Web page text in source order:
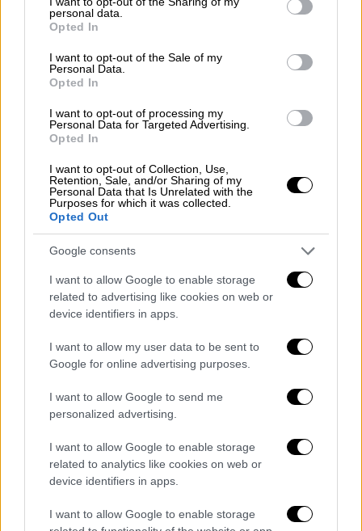
grant or deny consent to Google and its third-party tags to
use your data for below specified purposes in below Google
consent section.
personal data.
Opted In
I want to opt-out of the Sale of my
Personal Data.
Opted In
I want to opt-out of processing my
Personal Data for Targeted Advertising.
Opted In
I want to opt-out of Collection, Use,
Retention, Sale, and/or Sharing of my
Personal Data that Is Unrelated with the
Purposes for which it was collected.
Opted Out
Google consents
I want to allow Google to enable storage
related to advertising like cookies on web or
device identifiers in apps.
I want to allow my user data to be sent to
Google for online advertising purposes.
I want to allow Google to send me
personalized advertising.
I want to allow Google to enable storage
related to analytics like cookies on web or
device identifiers in apps.
I want to allow Google to enable storage
Πολιτική|22.01.2026 20:12
Συμβιβαστική πρόταση Μητσοτάκη:
«Ναι» στο Συμβούλιο Ειρήνης του Τραμπ
αλλά μόνο για τη Γάζα - «Όχι» σε νέο ΟΗΕ
«Να μην δημιουργήσουμε ένα νέο ΟΗΕ που
να λειτουργεί ανταγωνιστικά ως προς τον
ΟΗΕ» είπε προσερχόμενος στη Σύνοδο
Κορυφής της ΕΕ